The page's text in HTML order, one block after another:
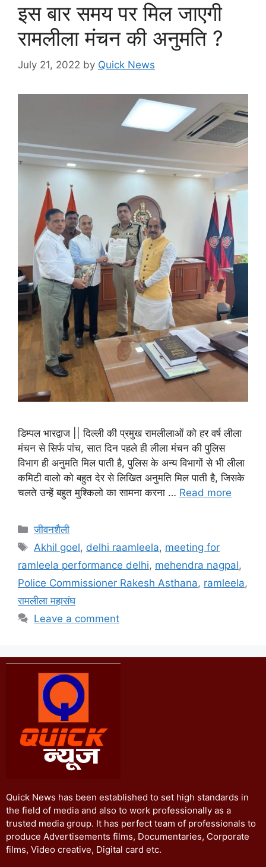
इस बार समय पर मिल जाएगी
रामलीला मंचन की अनुमति ?
July 21, 2022 by Quick News
डिम्पल भारद्वाज || दिल्ली की प्रमुख रामलीलाओं को हर वर्ष लीला
मंचन से सिर्फ पांच, सात दिन पहले ही लीला मंचन की पुलिस
विभाग ही अनुमति मिल पाती है, पुलिस के अन्य विभागों से भी लीला
कमिटी वालो को बहुत देर से लिखित अनुमति मिल पाती है, जिसके
चलते उन्हें बहुत मुश्किलो का सामना करना … Read more
जीवनशैली
Akhil goel, delhi raamleela, meeting for
ramleela performance delhi, mehendra nagpal,
Police Commissioner Rakesh Asthana, ramleela,
रामलीला महासंघ
Leave a comment
Quick News has been established to set high standards in
the field of media and also to work professionally as a
trusted media group. It has perfect team of professionals to
produce Advertisements films, Documentaries, Corporate
films, Video creative, Digital card etc.